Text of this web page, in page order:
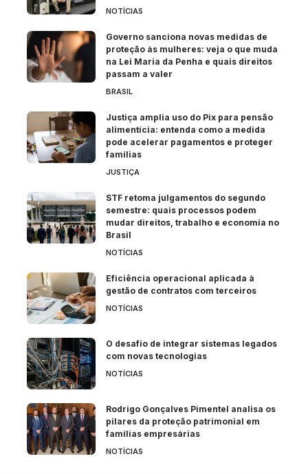
NOTÍCIAS
Governo sanciona novas medidas de
proteção às mulheres: veja o que muda
na Lei Maria da Penha e quais direitos
passam a valer
BRASIL
Justiça amplia uso do Pix para pensão
alimentícia: entenda como a medida
pode acelerar pagamentos e proteger
famílias
JUSTIÇA
STF retoma julgamentos do segundo
semestre: quais processos podem
mudar direitos, trabalho e economia no
Brasil
NOTÍCIAS
Eficiência operacional aplicada à
gestão de contratos com terceiros
NOTÍCIAS
O desafio de integrar sistemas legados
com novas tecnologias
NOTÍCIAS
Rodrigo Gonçalves Pimentel analisa os
pilares da proteção patrimonial em
famílias empresárias
NOTÍCIAS